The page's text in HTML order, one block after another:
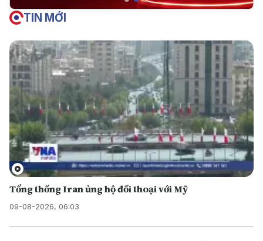
TIN MỚI
Tổng thống Iran ủng hộ đối thoại với Mỹ
09-08-2026, 06:03